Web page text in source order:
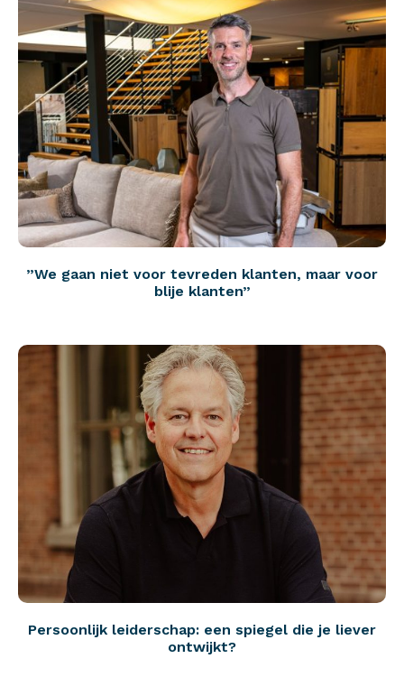
”We gaan niet voor tevreden klanten, maar voor
blije klanten”
Persoonlijk leiderschap: een spiegel die je liever
ontwijkt?